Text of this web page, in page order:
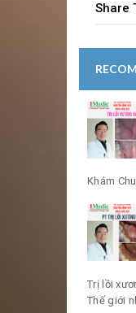
Share
Khám
Trị lồi
Thế giới